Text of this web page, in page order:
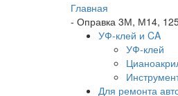
Главная
- Оправка 3М, М14,
УФ-клей и CA
УФ-клей
Для ремонта